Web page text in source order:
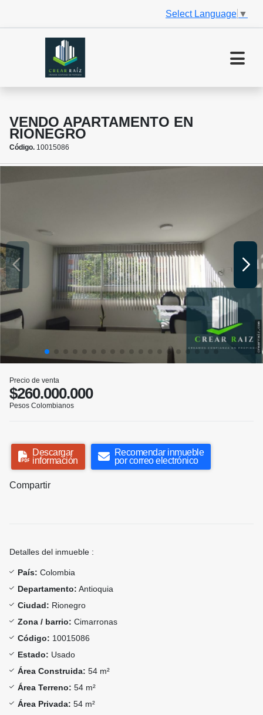
Select Language ▼
VENDO APARTAMENTO EN
RIONEGRO
Código. 10015086
Precio de venta
$260.000.000
Pesos Colombianos
Descargar
información
Recomendar inmueble
por correo electrónico
Compartir
Detalles del inmueble :
País: Colombia
Departamento: Antioquia
Ciudad: Rionegro
Zona / barrio: Cimarronas
Código: 10015086
Estado: Usado
Área Construida: 54 m²
Área Terreno: 54 m²
Área Privada: 54 m²